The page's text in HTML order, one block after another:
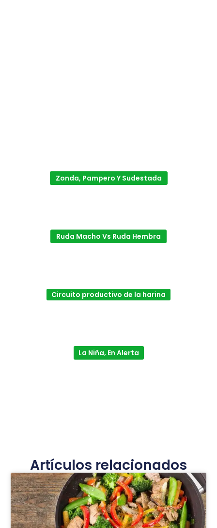
Zonda, Pampero Y Sudestada
Ruda Macho Vs Ruda Hembra
Circuito productivo de la harina
La Niña, En Alerta
Artículos relacionados